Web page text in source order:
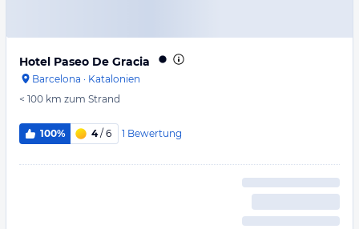
Hotel Paseo De Gracia
Barcelona · Katalonien
< 100 km zum Strand
100% 4/ 6 1 Bewertung